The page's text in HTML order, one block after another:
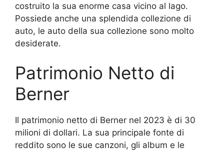
costruito la sua enorme casa vicino al lago.
Possiede anche una splendida collezione di
auto, le auto della sua collezione sono molto
desiderate.
Patrimonio Netto di
Berner
Il patrimonio netto di Berner nel 2023 è di 30
milioni di dollari. La sua principale fonte di
reddito sono le sue canzoni, gli album e le